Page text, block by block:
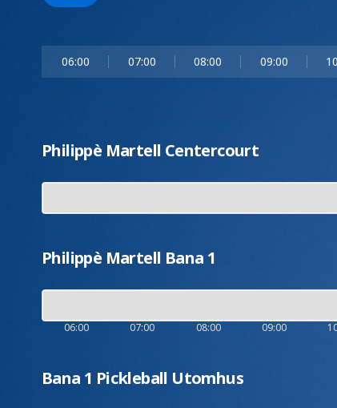
06:00 07:00 08:00 09:00
Philippè Martell Centercourt
Philippè Martell Bana 1
06:00 07:00 08:00 09:00
Bana 1 Pickleball Utomhus